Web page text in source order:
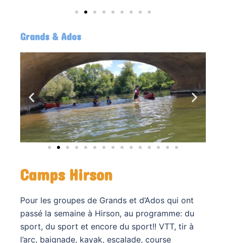
Grands & Ados
Camps Hirson
Pour les groupes de Grands et d’Ados qui ont
passé la semaine à Hirson, au programme: du
sport, du sport et encore du sport!! VTT, tir à
l’arc, baignade, kayak, escalade, course